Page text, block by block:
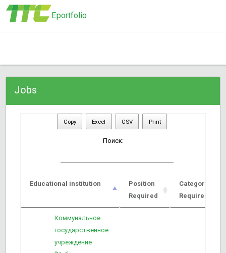
Eportfolio
Jobs
Copy Excel CSV Print
Поиск:
Educational institution
Position
Required
Category
Required
Коммунальное
государственное
учреждение